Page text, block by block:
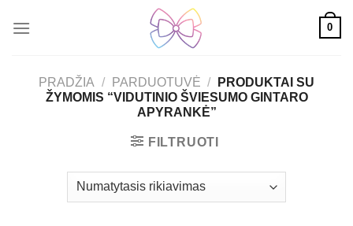
0
PRADŽIA / PARDUOTUVĖ /
PRODUKTAI SU
ŽYMOMIS “VIDUTINIO ŠVIESUMO GINTARO
APYRANKĖ”
FILTRUOTI